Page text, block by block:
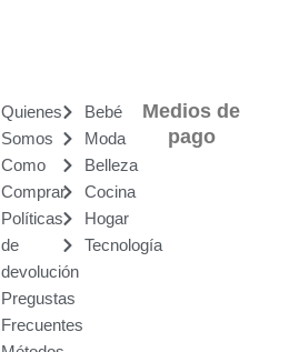
Quienes
Somos
Como
Comprar
Políticas
de
devolución
Pregustas
Frecuentes
Bebé
Moda
Belleza
Cocina
Hogar
Tecnología
Medios de
pago